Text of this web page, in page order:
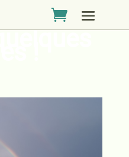
feuilles !